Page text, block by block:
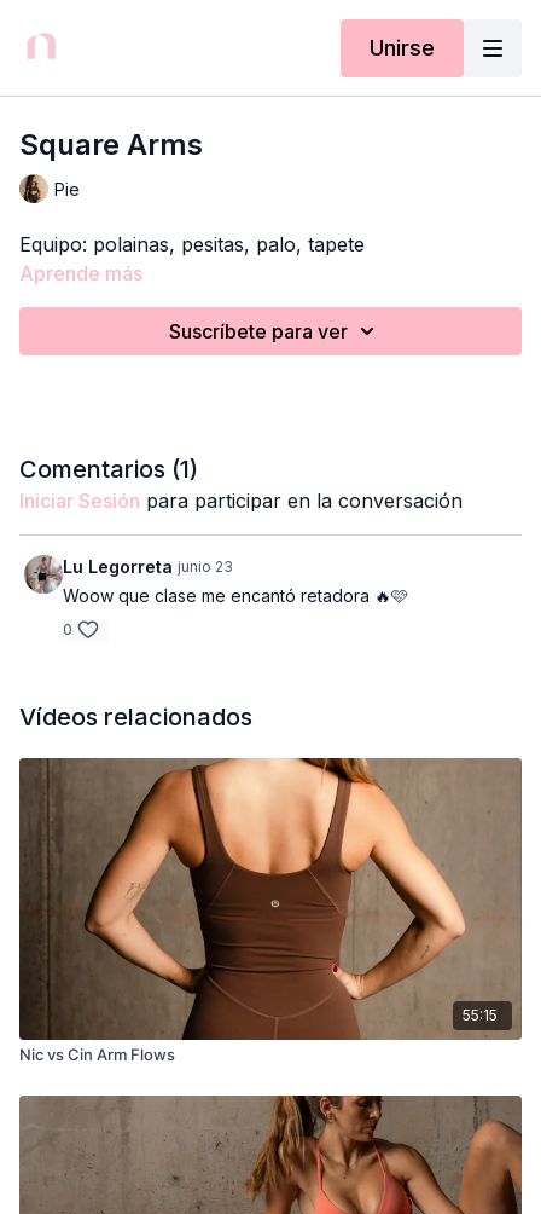
Unirse
Square Arms
Pie
Equipo: polainas, pesitas, palo, tapete
Aprende más
Suscríbete para ver
Comentarios (1)
Iniciar Sesión para participar en la conversación
Lu Legorreta junio 23
Woow que clase me encantó retadora 🔥🩷
0
Vídeos relacionados
55:15
Nic vs Cin Arm Flows